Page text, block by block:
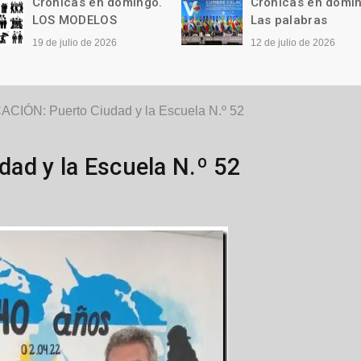
LOS MODELOS
19 de julio de 2026
Las palabras
12 de julio de 2026
Puerto Ciudad y la Escuela N.º 52
y la Escuela N.º 52